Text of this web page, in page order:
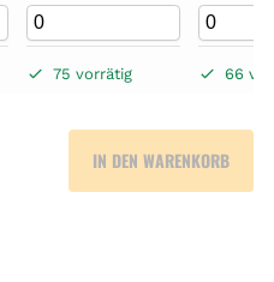
75 vorrätig 66
IN DEN WARENKORB